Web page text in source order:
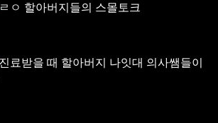
ㄹㅇ 할아버지들의 스몰토크
진료받을 때 할아버지 나잇대 의사쌤들이